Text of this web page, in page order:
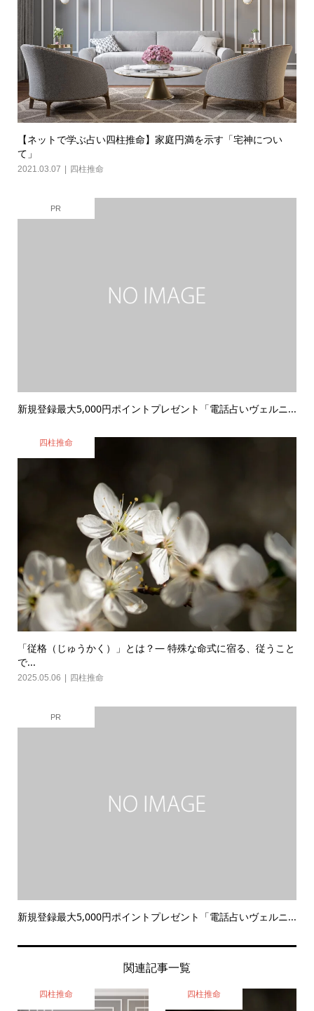
【ネットで学ぶ占い四柱推命】家庭円満を示す「宅神につい
て」
2021.03.07 四柱推命
PR
新規登録最大5,000円ポイントプレゼント「電話占いヴェルニ...
四柱推命
「従格（じゅうかく）」とは？— 特殊な命式に宿る、従うこと
で...
2025.05.06 四柱推命
PR
新規登録最大5,000円ポイントプレゼント「電話占いヴェルニ...
関連記事一覧
四柱推命 四柱推命